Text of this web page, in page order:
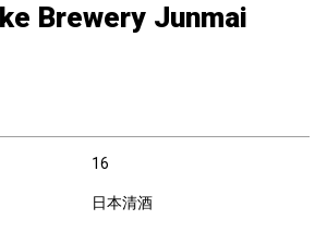
Brewery Junmai
16
日本清酒